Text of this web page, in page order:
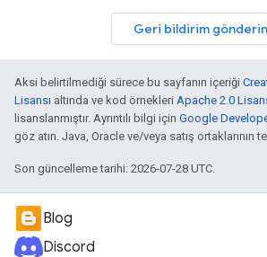
Geri bildirim gönderin
Aksi belirtilmediği sürece bu sayfanın içeriği
Lisansı altında ve kod örnekleri Apache 2.0
lisanslanmıştır. Ayrıntılı bilgi için Google
göz atın. Java, Oracle ve/veya satış ortaklarının
Son güncelleme tarihi: 2026-07-28 UTC.
Blog
Discord